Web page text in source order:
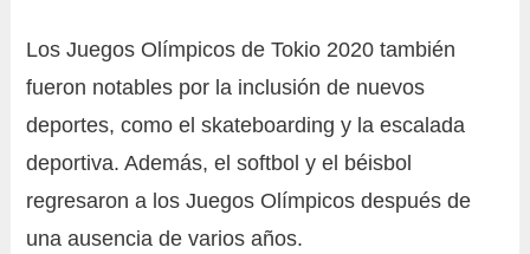
Los Juegos Olímpicos de Tokio 2020 también
fueron notables por la inclusión de nuevos
deportes, como el skateboarding y la escalada
deportiva. Además, el softbol y el béisbol
regresaron a los Juegos Olímpicos después de
una ausencia de varios años.